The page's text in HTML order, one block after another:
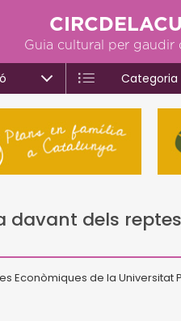
Guia cultural per gaudir
Categoria
davant dels reptes
Econòmiques de la Universitat